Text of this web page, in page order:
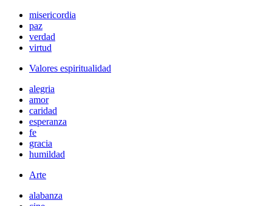
misericordia
paz
verdad
virtud
Valores espiritualidad
alegria
amor
caridad
esperanza
fe
gracia
humildad
Arte
alabanza